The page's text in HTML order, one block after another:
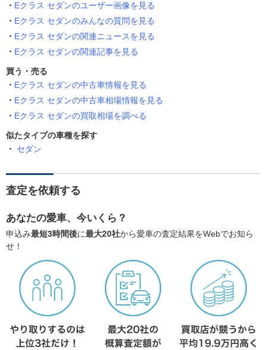
Eクラス セダンのユーザー画像を見る
Eクラス セダンのみんなの質問を見る
Eクラス セダンの関連ニュースを見る
Eクラス セダンの関連記事を見る
買う・売る
Eクラス セダンの中古車情報を見る
Eクラス セダンの中古車相場情報を見る
Eクラス セダンの買取相場を調べる
似たタイプの車種を探す
セダン
査定を依頼する
あなたの愛車、今いくら？
申込み最短3時間後に最大20社から愛車の査定結果をWebでお知ら
せ！